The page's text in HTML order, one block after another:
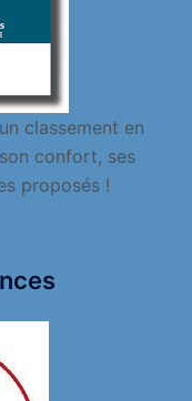
classement en
confort, ses
proposés !